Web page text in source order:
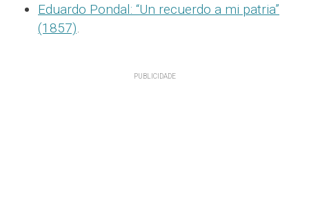
Eduardo Pondal: “Un recuerdo a mi patria”
(1857).